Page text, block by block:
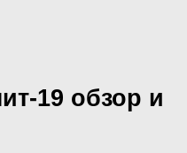
19 обзор и